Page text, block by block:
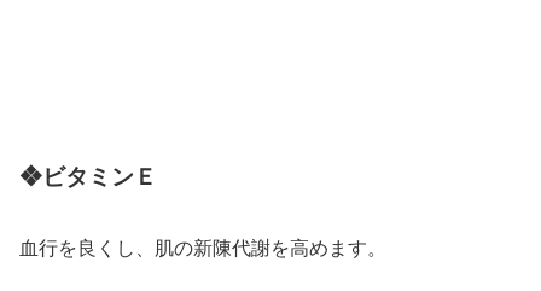
❖ビタミンＥ
血行を良くし、肌の新陳代謝を高めます。